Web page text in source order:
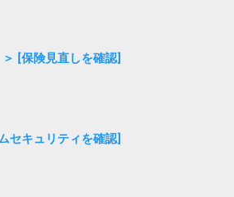
＞ [保険見直しを確認]
セキュリティを確認]